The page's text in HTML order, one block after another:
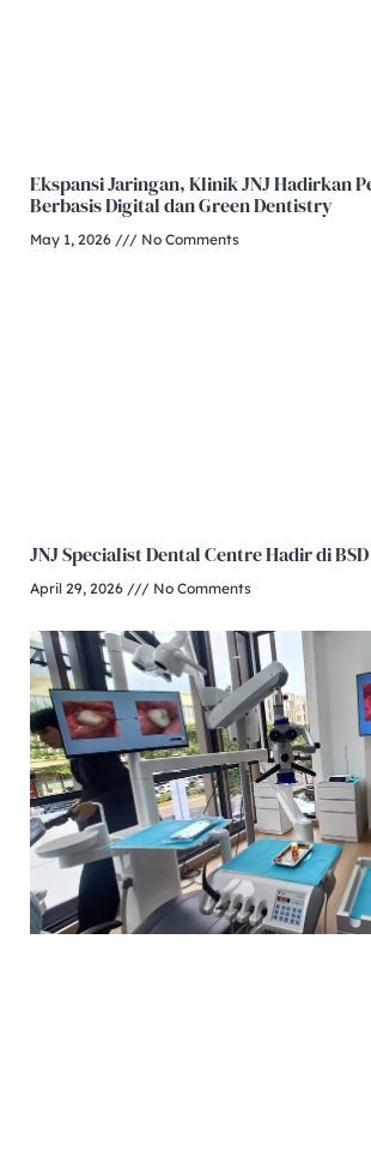
Ekspansi Jaringan, Klinik JNJ Hadirkan
Berbasis Digital dan Green Dentistry
May 1, 2026 No Comments
JNJ Specialist Dental Centre Hadir di
April 29, 2026 No Comments